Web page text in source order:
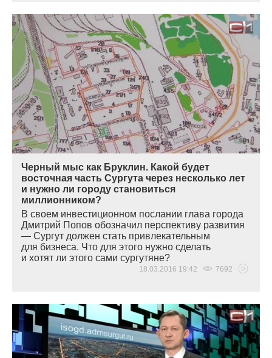
Черный мыс как Бруклин. Какой будет
восточная часть Сургута через несколько лет
и нужно ли городу становиться
миллионником?
В своем инвестиционном послании глава города
Дмитрий Попов обозначил перспективу развития
— Сургут должен стать привлекательным
для бизнеса. Что для этого нужно сделать
и хотят ли этого сами сургутяне?
18.03.2016 19:42 7692